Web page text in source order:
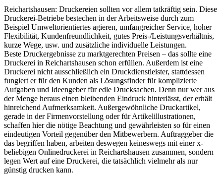
Reichartshausen: Druckereien sollten vor allem tatkräftig sein. Diese
Druckerei-Betriebe bestechen in der Arbeitsweise durch zum
Beispiel Umweltorientiertes agieren, umfangreicher Service, hoher
Flexibilität, Kundenfreundlichkeit, gutes Preis-/Leistungsverhältnis,
kurze Wege, usw. und zusätzliche individuelle Leistungen.
Beste Druckergebnisse zu marktgerechten Preisen – das sollte eine
Druckerei in Reichartshausen schon erfüllen. Außerdem ist eine
Druckerei nicht ausschließlich ein Druckdienstleister, stattdessen
fungiert er für den Kunden als Lösungsfinder für komplizierte
Aufgaben und Ideengeber für edle Drucksachen. Denn nur wer aus
der Menge heraus einen bleibenden Eindruck hinterlässt, der erhält
hinreichend Aufmerksamkeit. Außergewöhnliche Druckartikel,
gerade in der Firmenvorstellung oder für Artikelillustrationen,
schaffen hier die nötige Beachtung und gewährleisten so für einen
eindeutigen Vorteil gegenüber den Mitbewerbern. Auftraggeber die
das begriffen haben, arbeiten deswegen keineswegs mit einer x-
beliebigen Onlinedruckerei in Reichartshausen zusammen, sondern
legen Wert auf eine Druckerei, die tatsächlich vielmehr als nur
günstig drucken kann.